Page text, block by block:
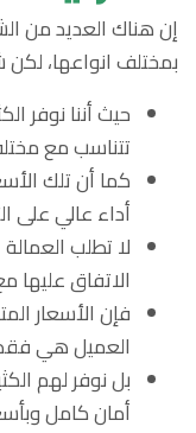
إن هناك العديد من
بمختلف انواعها، لكن
حيث أننا نوفر
تتناسب مع
كما أن تلك
أداء عالي على
لا تطلب
الاتفاق عليها
فإن الأسعار
العميل هي
بل نوفر لهم
أمان كامل